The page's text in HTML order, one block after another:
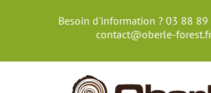
Besoin d'information ? 03 88
contact@oberle-forest.fr